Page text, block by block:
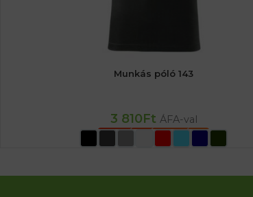
Munkás póló 143
3 810Ft ÁFA-val
OPCIÓK VÁLASZTÁSA